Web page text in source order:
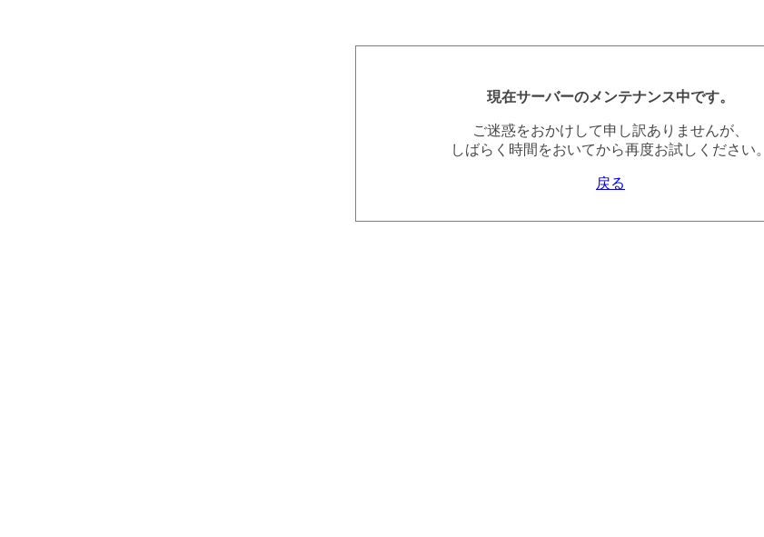
現在サーバーのメンテナンス中です。
ご迷惑をおかけして申し訳ありませんが、
しばらく時間をおいてから再度お試しください。
戻る